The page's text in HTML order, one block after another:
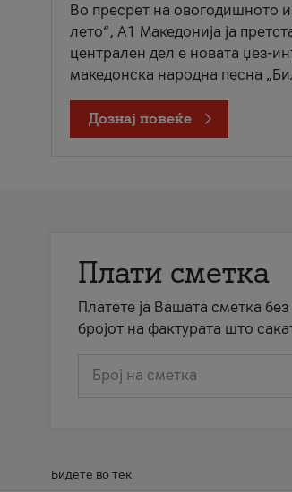
Во пресрет на овогодишното
лето“, А1 Македонија ја
централен дел е новата џез-
македонска народна песна
Дознај повеќе
Плати сметка
Платете ја Вашата сметка
бројот на фактурата што
Број на сметка
Бидете во тек